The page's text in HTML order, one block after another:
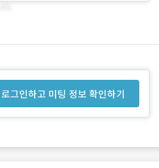
로그인하고 미팅 정보 확인하기